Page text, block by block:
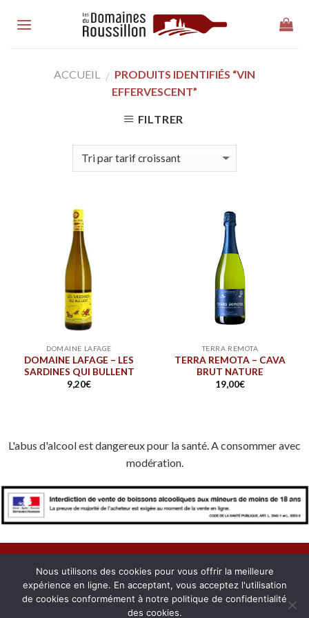
ACCUEIL / PRODUITS IDENTIFIÉS “VIN
EFFERVESCENT”
FILTRER
DOMAINE LAFAGE
DOMAINE LAFAGE – LES
SARDINES QUI BULLENT
9,20€
TERRA REMOTA
TERRA REMOTA – CAVA
BRUT NATURE
19,00€
L'abus d'alcool est dangereux pour la santé. A consommer avec
modération.
À PROPOS NOUS CONTACTER
CONFIDENTIALITÉ
MENTIONS LÉGALES
COOKIES MON COMPTE
Nous utilisons des cookies pour vous offrir la meilleure
expérience en ligne. En acceptant, vous acceptez l'utilisation
de cookies conformément à notre politique de confidentialité
des cookies.